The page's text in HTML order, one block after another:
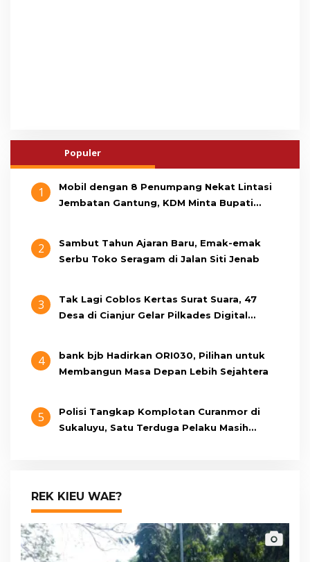
Populer
1
Mobil dengan 8 Penumpang Nekat Lintasi
Jembatan Gantung, KDM Minta Bupati
2
Sambut Tahun Ajaran Baru, Emak-emak
Serbu Toko Seragam di Jalan Siti Jenab
3
Tak Lagi Coblos Kertas Surat Suara, 47
Desa di Cianjur Gelar Pilkades Digital
4
bank bjb Hadirkan ORI030, Pilihan untuk
Membangun Masa Depan Lebih Sejahtera
5
Polisi Tangkap Komplotan Curanmor di
Sukaluyu, Satu Terduga Pelaku Masih
REK KIEU WAE?